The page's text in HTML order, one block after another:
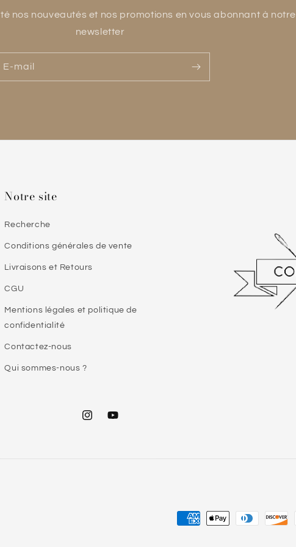
nos nouveautés et nos promotions en vous abonnant à notre
newsletter
E-mail
Notre site
Recherche
Conditions générales de vente
Livraisons et Retours
CGU
Mentions légales et politique de
confidentialité
Contactez-nous
Qui sommes-nous ?
InstagramYouTube
Moyens